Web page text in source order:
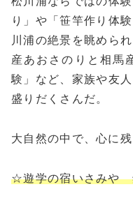
り」や「笹竿作り体
川浦の絶景を眺めら
産あおさのりと相馬
験」など、家族や友
盛りだくさんだ。
大自然の中で、心に
☆遊学の宿いさみや